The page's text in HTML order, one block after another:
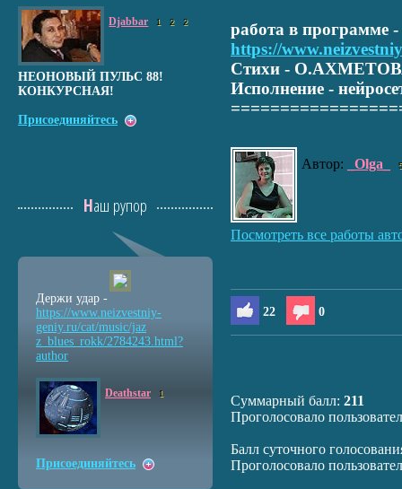
работа в
https://
Стихи -
Исполнение -
Автор: _Olga_ 5
Посмотреть все работы
22 0
Суммарный балл: 211
Проголосовало
Балл суточного
Проголосовало
Djabbar 1 2 2
НЕОНОВЫЙ ПУЛЬС 88!
КОНКУРСНАЯ!
Присоединяйтесь
Наш рупор
Держи удар -
https://www.neizvestniy-
geniy.ru/cat/music/jaz
z_blues_rokk/2784243.html?
author
Deathstar 1
Присоединяйтесь